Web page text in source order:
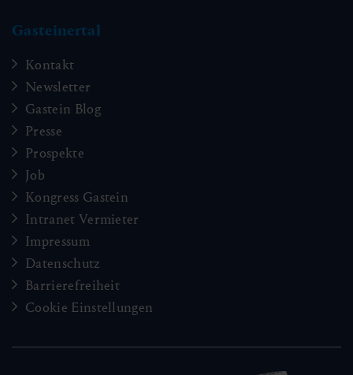
Gasteinertal
Kontakt
Newsletter
Gastein Blog
Presse
Prospekte
Job
Kongress Gastein
Intranet Vermieter
Impressum
Datenschutz
Barrierefreiheit
Cookie Einstellungen